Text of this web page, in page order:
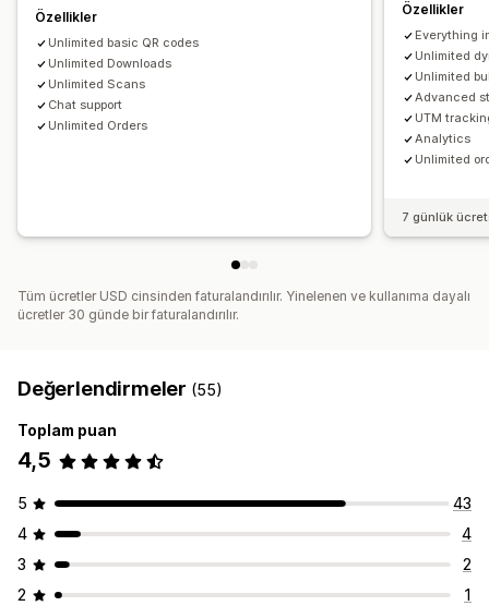
Özellikler
Unlimited basic QR codes
Unlimited Downloads
Unlimited Scans
Chat support
Unlimited Orders
Özellikler
Everything
Unlimited
Unlimited
Advanced
UTM
Analytics
Unlimited
7 günlük
Tüm ücretler USD cinsinden faturalandırılır. Yinelenen ve kullanıma dayalı
ücretler 30 günde bir faturalandırılır.
Değerlendirmeler (55)
Toplam puan
4,5
5
43
4
4
3
2
2
1